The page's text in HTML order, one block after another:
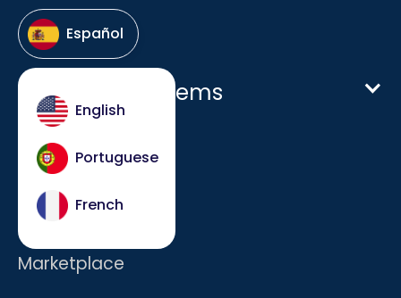
Español
English
Portuguese
French
Host Hotel Systems
Empresa
Carreras
Marketplace